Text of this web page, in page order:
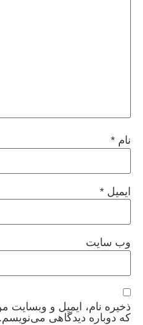
نام *
ایمیل *
وب‌ سایت
ذخیره نام، ایمیل و وبسایت
که دوباره دیدگاهی می‌نویسم.